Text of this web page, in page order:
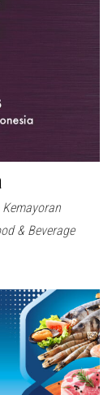
& Beverage